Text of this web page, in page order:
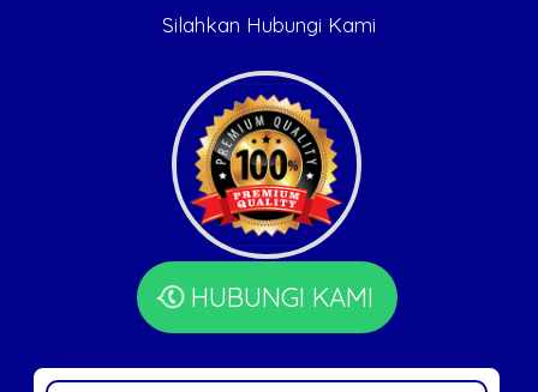
Silahkan Hubungi Kami
HUBUNGI KAMI